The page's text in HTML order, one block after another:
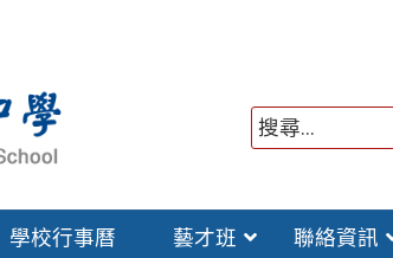
學校行事曆 藝才班 聯絡資訊